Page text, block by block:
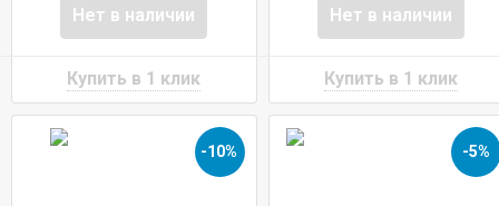
Нет в наличии Нет в наличии
-10% -5%